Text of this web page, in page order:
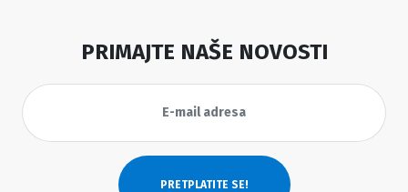
PRIMAJTE NAŠE NOVOSTI